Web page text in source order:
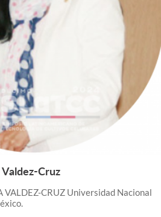
Cruz
VALDEZ-CRUZ Universidad Nacional